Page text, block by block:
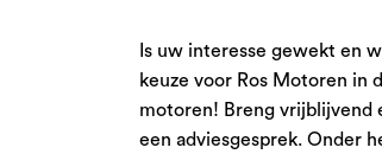
Is uw interesse gewekt en
keuze voor Ros Motoren in
motoren! Breng vrijblijvend
een adviesgesprek. Onder